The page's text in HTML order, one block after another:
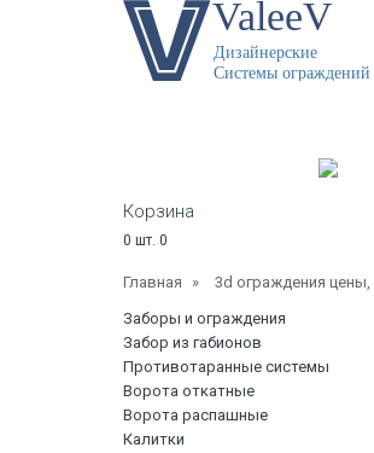
Корзина
0 шт. 0
Главная » 3d ограждения цены,
Заборы и ограждения
Забор из габионов
Противотаранные системы
Ворота откатные
Ворота распашные
Калитки